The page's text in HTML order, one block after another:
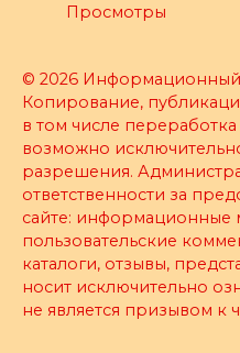
Просмотры
© 2026 Информационный
Копирование,
в том числе
возможно
разрешения.
ответственности за
сайте: информационные
пользовательские
каталоги, отзывы,
носит исключительно
не является призывом к